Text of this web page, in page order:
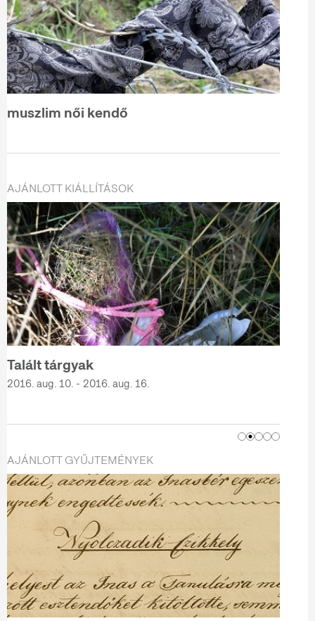
muszlim női kendő
AJÁNLOTT KIÁLLÍTÁSOK
Talált tárgyak
2016. aug. 10. - 2016. aug. 16.
AJÁNLOTT GYŰJTEMÉNYEK